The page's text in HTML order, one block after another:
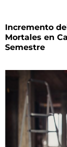
Incremento
Mortales en
Semestre